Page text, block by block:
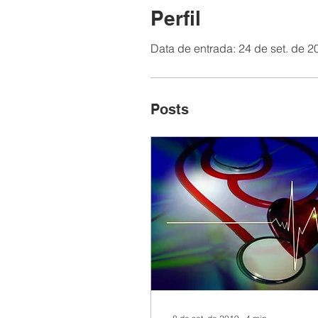
Perfil
Data de entrada: 24 de set. de
Posts